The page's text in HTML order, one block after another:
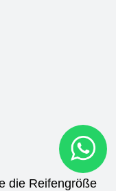
die Reifengröße